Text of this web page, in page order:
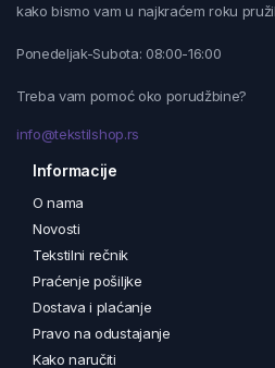
kako bismo vam u najkraćem roku
Ponedeljak-Subota: 08:00-16:00
Treba vam pomoć oko porudžbine?
info@tekstilshop.rs
Informacije
O nama
Novosti
Tekstilni rečnik
Praćenje pošiljke
Dostava i plaćanje
Pravo na odustajanje
Kako naručiti